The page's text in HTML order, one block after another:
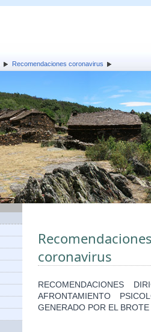
Recomendaciones coronavirus
coronavirus
RECOMENDACIONES
AFRONTAMIENTO
GENERADO POR EL